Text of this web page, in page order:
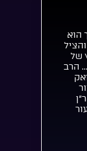
הוא
של
הרב